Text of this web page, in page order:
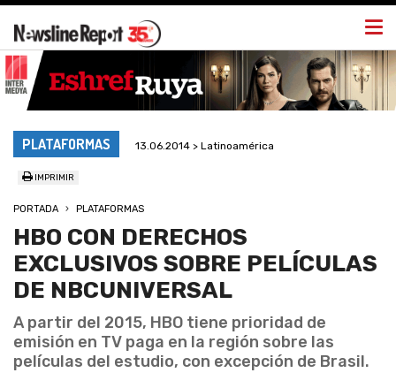
PLATAFORMAS 13.06.2014 > Latinoamérica
IMPRIMIR
PORTADA PLATAFORMAS
HBO CON DERECHOS
EXCLUSIVOS SOBRE PELÍCULAS
DE NBCUNIVERSAL
A partir del 2015, HBO tiene prioridad de
emisión en TV paga en la región sobre las
películas del estudio, con excepción de Brasil.